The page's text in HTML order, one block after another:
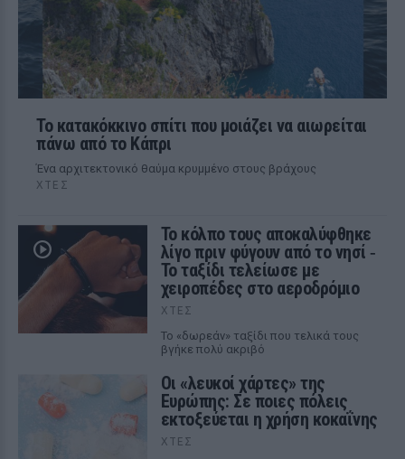
Το κατακόκκινο σπίτι που μοιάζει να αιωρείται
πάνω από το Κάπρι
Ένα αρχιτεκτονικό θαύμα κρυμμένο στους βράχους
ΧΤΕΣ
Το κόλπο τους αποκαλύφθηκε
λίγο πριν φύγουν από το νησί ‑
Το ταξίδι τελείωσε με
χειροπέδες στο αεροδρόμιο
ΧΤΕΣ
Το «δωρεάν» ταξίδι που τελικά τους
βγήκε πολύ ακριβό
Οι «λευκοί χάρτες» της
Ευρώπης: Σε ποιες πόλεις
εκτοξεύεται η χρήση κοκαΐνης
ΧΤΕΣ